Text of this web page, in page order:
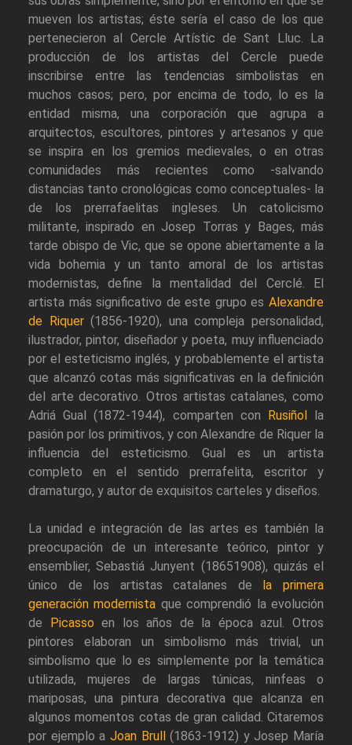
mueven los artistas; éste sería el caso de los que
pertenecieron al Cercle Artístic de Sant Lluc. La
producción de los artistas del Cercle puede
inscribirse entre las tendencias simbolistas en
muchos casos; pero, por encima de todo, lo es la
entidad misma, una corporación que agrupa a
arquitectos, escultores, pintores y artesanos y que
se inspira en los gremios medievales, o en otras
comunidades más recientes como -salvando
distancias tanto cronológicas como conceptuales- la
de los prerrafaelitas ingleses. Un catolicismo
militante, inspirado en Josep Torras y Bages, más
tarde obispo de Vic, que se opone abiertamente a la
vida bohemia y un tanto amoral de los artistas
modernistas, define la mentalidad del Cerclé. El
artista más significativo de este grupo es Alexandre
de Riquer(1856-1920), una compleja personalidad,
ilustrador, pintor, diseñador y poeta, muy influenciado
por el esteticismo inglés, y probablemente el artista
que alcanzó cotas más significativas en la definición
del arte decorativo. Otros artistas catalanes, como
Adriá Gual (1872-1944), comparten con
Rusiñol
la
pasión por los primitivos, y con Alexandre de Riquer la
influencia del esteticismo. Gual es un artista
completo en el sentido prerrafelita, escritor y
dramaturgo, y autor de exquisitos carteles y diseños.
La unidad e integración de las artes es también la
preocupación de un interesante teórico, pintor y
ensemblier, Sebastiá Junyent (18651908), quizás el
único de los artistas catalanes de
la primera
generación modernista que comprendió la evolución
de
Picasso en los años de la época azul. Otros
pintores elaboran un simbolismo más trivial, un
simbolismo que lo es simplemente por la temática
utilizada, mujeres de largas túnicas, ninfeas o
mariposas, una pintura decorativa que alcanza en
algunos momentos cotas de gran calidad. Citaremos
por ejemplo a Joan Brull
(1863-1912) y Josep María